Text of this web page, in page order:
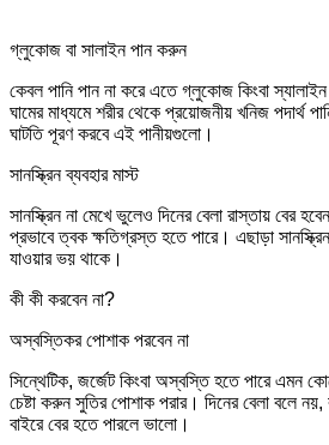
গ্লুকোজ বা সালাইন পান করুন
কেবল পানি পান না করে এতে গ্লুকোজ কিংবা স্যালাইন
ঘামের মাধ্যমে শরীর থেকে প্রয়োজনীয় খনিজ পদার্থ
ঘাটতি পূরণ করবে এই পানীয়গুলো।
সানস্ক্রিন ব্যবহার মাস্ট
সানস্ক্রিন না মেখে ভুলেও দিনের বেলা রাস্তায় বের
প্রভাবে ত্বক ক্ষতিগ্রস্ত হতে পারে। এছাড়া
যাওয়ার ভয় থাকে।
কী কী করবেন না?
অস্বস্তিকর পোশাক পরবেন না
সিন্থেটিক, জর্জেট কিংবা অস্বস্তি হতে পারে এমন
চেষ্টা করুন সুতির পোশাক পরার। দিনের বেলা বলে
বাইরে বের হতে পারলে ভালো।